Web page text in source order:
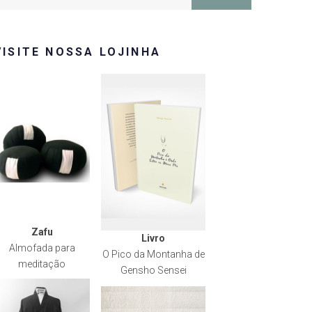
NOSSA LOJINHA
Zafu
Almofada para
meditação
Livro
O Pico da Montanha de
Gensho Sensei